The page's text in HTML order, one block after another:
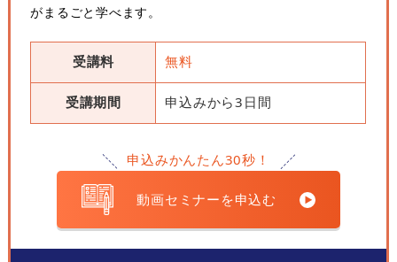
がまるごと学べます。
受講料 無料
受講期間 申込みから3日間
申込みかんたん30秒！
動画セミナーを申込む